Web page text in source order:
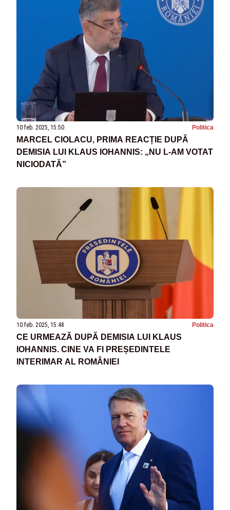
10 feb. 2025, 15:50 Politica
MARCEL CIOLACU, PRIMA REACȚIE DUPĂ
DEMISIA LUI KLAUS IOHANNIS: „NU L-AM VOTAT
NICIODATĂ”
10 feb. 2025, 15:48 Politica
CE URMEAZĂ DUPĂ DEMISIA LUI KLAUS
IOHANNIS. CINE VA FI PREȘEDINTELE
INTERIMAR AL ROMÂNIEI